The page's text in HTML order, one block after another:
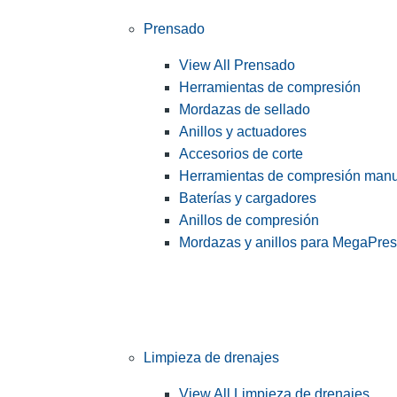
Prensado
View All Prensado
Herramientas de compresión
Mordazas de sellado
Anillos y actuadores
Accesorios de corte
Herramientas de compresión
Baterías y cargadores
Anillos de compresión
Mordazas y anillos para
Limpieza de drenajes
View All Limpieza de drenajes